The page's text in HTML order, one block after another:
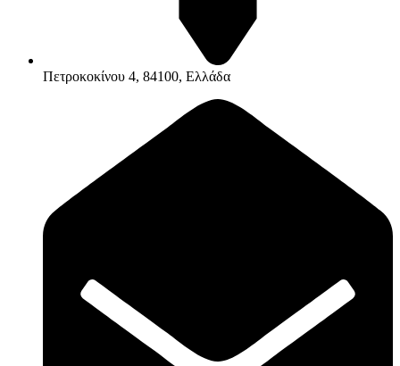
Πετροκοκίνου 4, 84100, Ελλάδα